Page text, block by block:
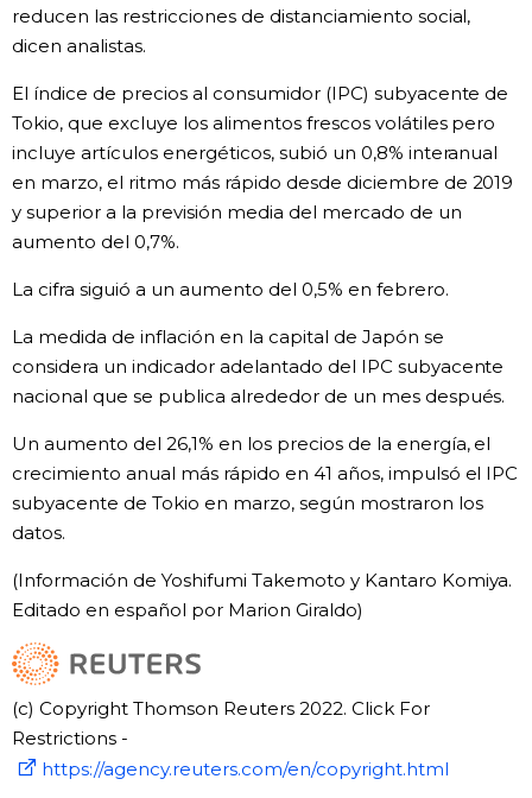
reducen las restricciones de distanciamiento social,
dicen analistas.
El índice de precios al consumidor (IPC) subyacente de
Tokio, que excluye los alimentos frescos volátiles pero
incluye artículos energéticos, subió un 0,8% interanual
en marzo, el ritmo más rápido desde diciembre de 2019
y superior a la previsión media del mercado de un
aumento del 0,7%.
La cifra siguió a un aumento del 0,5% en febrero.
La medida de inflación en la capital de Japón se
considera un indicador adelantado del IPC subyacente
nacional que se publica alrededor de un mes después.
Un aumento del 26,1% en los precios de la energía, el
crecimiento anual más rápido en 41 años, impulsó el IPC
subyacente de Tokio en marzo, según mostraron los
datos.
(Información de Yoshifumi Takemoto y Kantaro Komiya.
Editado en español por Marion Giraldo)
(c) Copyright Thomson Reuters 2022. Click For
Restrictions -
https://agency.reuters.com/en/copyright.html